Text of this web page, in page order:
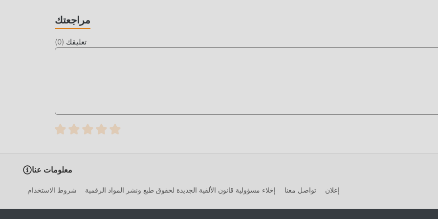
مراجعتك
تعليقك (
0
)
معلومات عنا
شروط الاستخدام إخلاء مسؤولية قانون الألفية الجديدة لحقوق طبع ونشر المواد الرقمية تواصل معنا إعلان